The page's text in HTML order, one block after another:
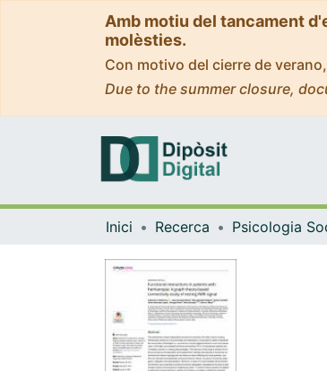
Amb motiu del tancament
molèsties.
Con motivo del cierre de
Due to the summer closure,
Inici Recerca